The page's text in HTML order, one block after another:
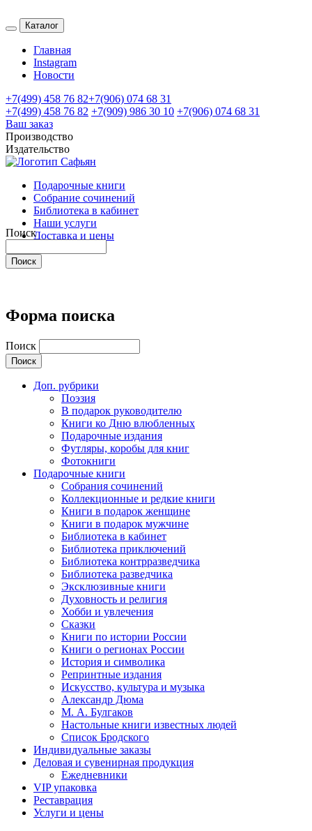
Каталог
Главная
Instagram
Новости
+7(499) 458 76 82+7(906) 074 68 31
+7(499) 458 76 82 +7(909) 986 30 10 +7(906) 074 68 31
Ваш заказ
Производство
Издательство
Подарочные книги
Собрание сочинений
Библиотека в кабинет
Наши услуги
Доставка и цены
Поиск
Форма поиска
Поиск
Доп. рубрики
Поэзия
В подарок руководителю
Книги ко Дню влюбленных
Подарочные издания
Футляры, коробы для книг
Фотокниги
Подарочные книги
Собрания сочинений
Коллекционные и редкие книги
Книги в подарок женщине
Книги в подарок мужчине
Библиотека в кабинет
Библиотека приключений
Библиотека контрразведчика
Библиотека разведчика
Эксклюзивные книги
Духовность и религия
Хобби и увлечения
Сказки
Книги по истории России
Книги о регионах России
История и символика
Репринтные издания
Искусство, культура и музыка
Александр Дюма
М. А. Булгаков
Настольные книги известных людей
Список Бродского
Индивидуальные заказы
Деловая и сувенирная продукция
Ежедневники
VIP упаковка
Реставрация
Услуги и цены